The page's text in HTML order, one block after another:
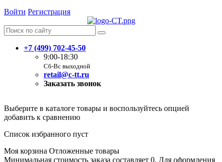
Войти Регистрация
+7 (499) 702-45-50
9:00-18:30
Сб-Вс выходной
retail@c-tt.ru
Заказать звонок
Выберите в каталоге товары и воспользуйтесь опцией
добавить к сравнению
Список избранного пуст
Моя корзина Отложенные товары
Минимальная стоимость заказа составляет 0. Для оформления